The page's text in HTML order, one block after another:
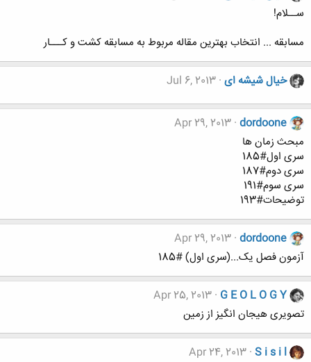
ســلام!
مسابقه ... انتخاب بهترین مقاله مربوط به مسابقه کشت و کـــار
خیال شیشه ای Jul 6, 2013
dordoone
Apr 29, 2013
مبحث زمان ها
سری اول#185
سری دوم#187
سری سوم#191
توضیحات#193
dordoone
Apr 29, 2013
آزمون فصل یک...(سری اول) #185
G E O L O G Y
Apr 25, 2013
تصویری هیجان انگیز از زمین
S i s i l
Apr 24, 2013